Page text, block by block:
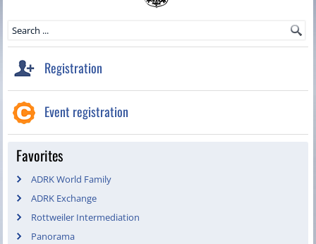
Registration
Event registration
Favorites
ADRK World Family
ADRK Exchange
Rottweiler Intermediation
Panorama